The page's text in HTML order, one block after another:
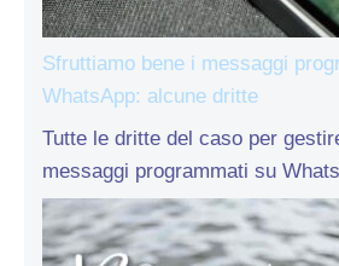
Sfruttiamo bene i messaggi
WhatsApp: alcune dritte
Tutte le dritte del caso per
messaggi programmati su